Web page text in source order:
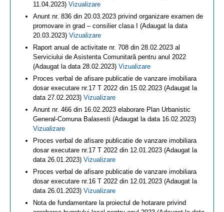
11.04.2023) Vizualizare
Anunt nr. 836 din 20.03.2023 privind organizare examen de
promovare in grad – consilier clasa I (Adaugat la data
20.03.2023) Vizualizare
Raport anual de activitate nr. 708 din 28.02.2023 al
Serviciului de Asistenta Comunitară pentru anul 2022
(Adaugat la data 28.02.2023) Vizualizare
Proces verbal de afisare publicatie de vanzare imobiliara
dosar executare nr.17 T 2022 din 15.02.2023 (Adaugat la
data 27.02.2023) Vizualizare
Anunt nr. 466 din 16.02.2023 elaborare Plan Urbanistic
General-Comuna Balasesti (Adaugat la data 16.02.2023)
Vizualizare
Proces verbal de afisare publicatie de vanzare imobiliara
dosar executare nr.17 T 2022 din 12.01.2023 (Adaugat la
data 26.01.2023) Vizualizare
Proces verbal de afisare publicatie de vanzare imobiliara
dosar executare nr.16 T 2022 din 12.01.2023 (Adaugat la
data 26.01.2023) Vizualizare
Nota de fundamentare la proiectul de hotarare privind